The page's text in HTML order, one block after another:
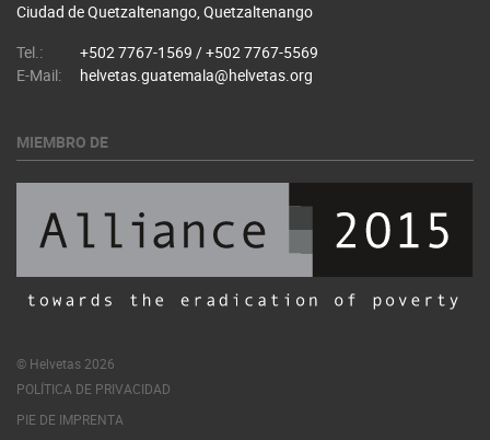
Ciudad de Quetzaltenango, Quetzaltenango
Tel.:
+502 7767-1569 / +502 7767-5569
E-Mail:
helvetas.guatemala@helvetas.org
MIEMBRO DE
© Helvetas 2026
POLÍTICA DE PRIVACIDAD
PIE DE IMPRENTA